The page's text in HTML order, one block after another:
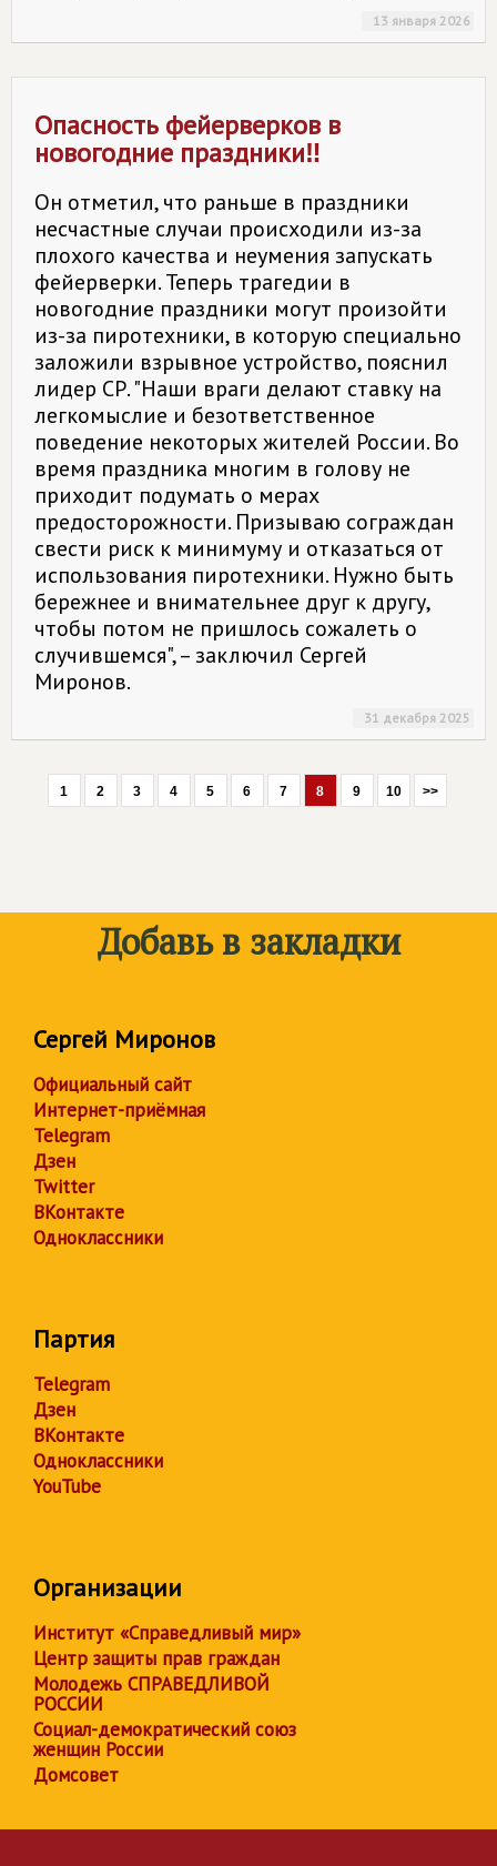
13 января 2026
Опасность фейерверков в
новогодние праздники‼️
Он отметил, что раньше в праздники
несчастные случаи происходили из-за
плохого качества и неумения запускать
фейерверки. Теперь трагедии в
новогодние праздники могут произойти
из-за пиротехники, в которую специально
заложили взрывное устройство, пояснил
лидер СР. "Наши враги делают ставку на
легкомыслие и безответственное
поведение некоторых жителей России. Во
время праздника многим в голову не
приходит подумать о мерах
предосторожности. Призываю сограждан
свести риск к минимуму и отказаться от
использования пиротехники. Нужно быть
бережнее и внимательнее друг к другу,
чтобы потом не пришлось сожалеть о
случившемся", – заключил Сергей
Миронов.
31 декабря 2025
1 2 3 4 5 6 7 8 9 10 >>
Добавь в закладки
Сергей Миронов
Официальный сайт
Интернет-приёмная
Telegram
Дзен
Twitter
ВКонтакте
Одноклассники
Партия
Telegram
Дзен
ВКонтакте
Одноклассники
YouTube
Организации
Институт «Справедливый мир»
Центр защиты прав граждан
Молодежь СПРАВЕДЛИВОЙ
РОССИИ
Социал-демократический союз
женщин России
Домсовет